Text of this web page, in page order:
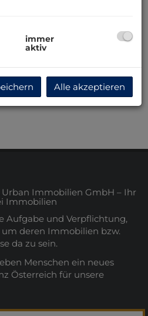
Immobilien GmbH – Ihr
Immobilien
Aufgabe und Verpflichtung,
deren Immobilien bzw.
da zu sein.
Menschen ein neues
Österreich für unsere
immer
aktiv
Alle akzeptieren